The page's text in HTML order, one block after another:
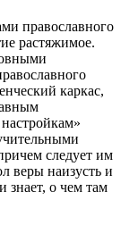
православного
растяжимое.
каркас,
следует им
веры наизусть и
знает, о чем там